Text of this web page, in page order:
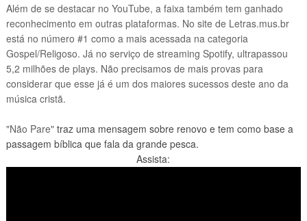
Além de se destacar no YouTube, a faixa também tem ganhado
reconhecimento em outras plataformas. No site de Letras.mus.br
está no número #1 como a mais acessada na categoria
Gospel/Religoso. Já no serviço de streaming Spotify, ultrapassou
5,2 milhões de plays. Não precisamos de mais provas para
considerar que esse já é um dos maiores sucessos deste ano da
música cristã.
"Não Pare" traz uma mensagem sobre renovo e tem como base a
passagem bíblica que fala da grande pesca.
Assista: